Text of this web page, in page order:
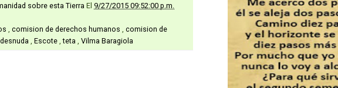
sobre esta Tierra El 9/27/2015 09:52:00 p.m.
comision de derechos humanos
comision de
desnuda Escote ,teta Vilma Baragiola